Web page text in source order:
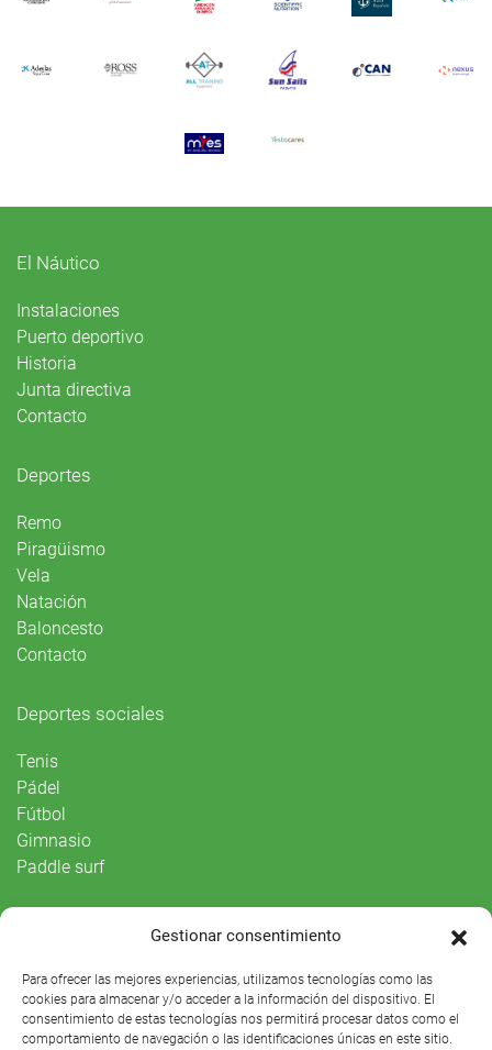
Gestionar consentimiento
Para ofrecer las mejores experiencias, utilizamos tecnologías como las
cookies para almacenar y/o acceder a la información del dispositivo. El
consentimiento de estas tecnologías nos permitirá procesar datos como el
comportamiento de navegación o las identificaciones únicas en este sitio.
El Náutico
Instalaciones
Puerto deportivo
Historia
Junta directiva
Contacto
Deportes
Remo
Piragüismo
Vela
Natación
Baloncesto
Contacto
Deportes sociales
Tenis
Pádel
Fútbol
Gimnasio
Paddle surf
Agenda